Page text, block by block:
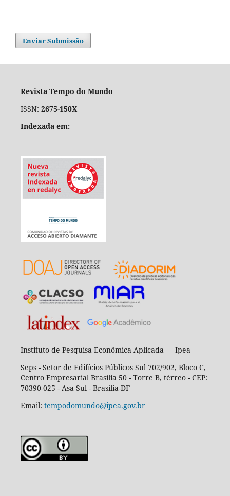
Enviar Submissão
Revista Tempo do Mundo
ISSN: 2675-150X
Indexada em:
Instituto de Pesquisa Econômica Aplicada — Ipea
Seps - Setor de Edifícios Públicos Sul 702/902, Bloco C,
Centro Empresarial Brasília 50 - Torre B, térreo - CEP:
70390-025 - Asa Sul - Brasília-DF
Email: tempodomundo@ipea.gov.br